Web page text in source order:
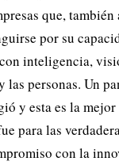
que,
por su
inteligencia,
las personas. Un
y esta es la mejor
para las
con la